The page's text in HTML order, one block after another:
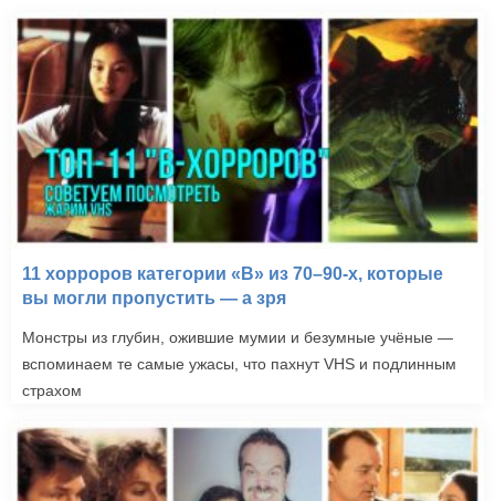
11 хорроров категории «B» из 70–90-х, которые
вы могли пропустить — а зря
Монстры из глубин, ожившие мумии и безумные учёные —
вспоминаем те самые ужасы, что пахнут VHS и подлинным
страхом